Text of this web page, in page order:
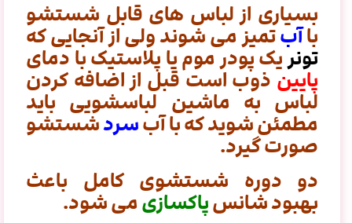
بسیاری از لباس های قابل شستشو
باآبتمیز می شوند ولی از آنجایی که
تونریک پودر موم یا پلاستیک با دمای
پایینذوب است قبل از اضافه کردن
لباس به ماشین لباسشویی باید
مطمئن شوید که با آبسردشستشو
صورت گیرد.
دو دوره شستشوی کامل باعث
بهبود شانسپاکسازیمی شود.